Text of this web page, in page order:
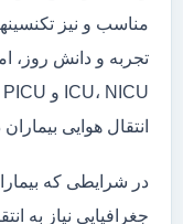
مناسب و نیز
ICU، NICU و PICU را دارد.
انتقال هوایی
در شرایطی که
جغرافیایی نیاز به